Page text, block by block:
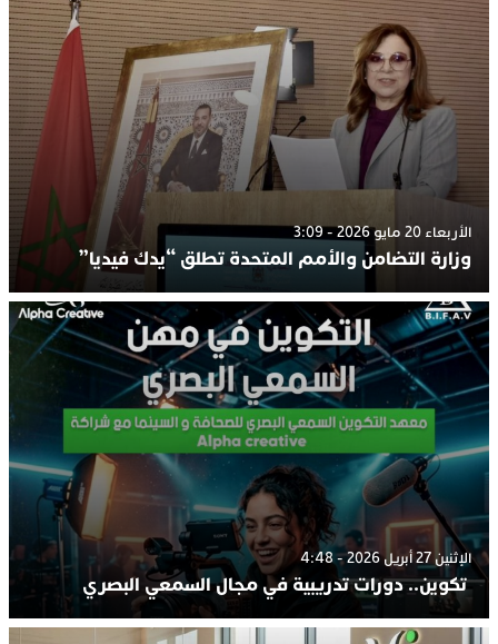
الأربعاء 20 مايو 2026 - 3:09
وزارة التضامن والأمم المتحدة تطلق “يدك فيديا”
الإثنين 27 أبريل 2026 - 4:48
تكوين.. دورات تدريبية في مجال السمعي البصري